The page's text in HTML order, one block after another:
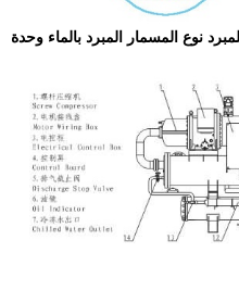
نوع المسمار المبرد بالماء وحدة